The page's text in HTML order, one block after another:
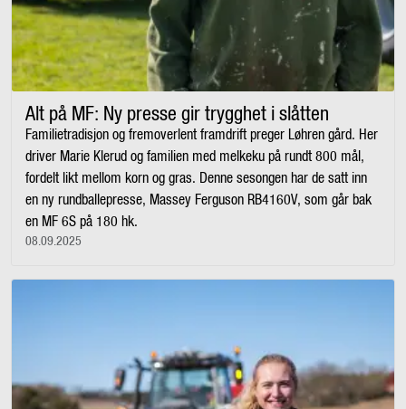
Alt på MF: Ny presse gir trygghet i slåtten
Familietradisjon og fremoverlent framdrift preger Løhren gård. Her
driver Marie Klerud og familien med melkeku på rundt 800 mål,
fordelt likt mellom korn og gras. Denne sesongen har de satt inn
en ny rundballepresse, Massey Ferguson RB4160V, som går bak
en MF 6S på 180 hk.
08.09.2025